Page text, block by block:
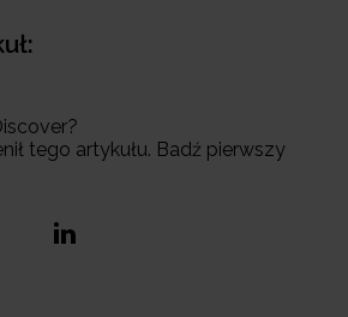
tego artykułu. Badź pierwszy